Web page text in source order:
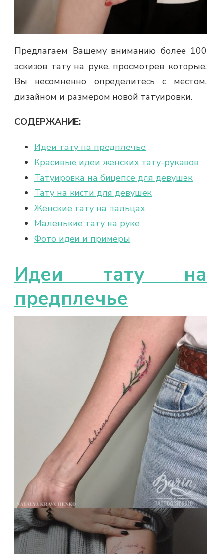
Предлагаем Вашему вниманию более 100
эскизов тату на руке, просмотрев которые,
Вы несомненно определитесь с местом,
дизайном и размером новой татуировки.
СОДЕРЖАНИЕ:
Идеи тату на предплечье
Красивые идеи женских тату-рукавов
Татуировка на бицепсе для девушек
Тату на кисти для девушек
Женские тату на пальцах
Маленькие тату на руке
Фото идеи и примеры
Идеи тату на
предплечье